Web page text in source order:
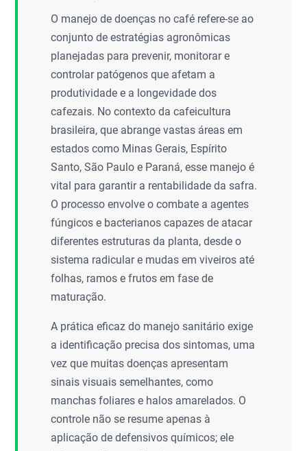
O manejo de doenças no café refere-se ao
conjunto de estratégias agronômicas
planejadas para prevenir, monitorar e
controlar patógenos que afetam a
produtividade e a longevidade dos
cafezais. No contexto da cafeicultura
brasileira, que abrange vastas áreas em
estados como Minas Gerais, Espírito
Santo, São Paulo e Paraná, esse manejo é
vital para garantir a rentabilidade da safra.
O processo envolve o combate a agentes
fúngicos e bacterianos capazes de atacar
diferentes estruturas da planta, desde o
sistema radicular e mudas em viveiros até
folhas, ramos e frutos em fase de
maturação.
A prática eficaz do manejo sanitário exige
a identificação precisa dos sintomas, uma
vez que muitas doenças apresentam
sinais visuais semelhantes, como
manchas foliares e halos amarelados. O
controle não se resume apenas à
aplicação de defensivos químicos; ele